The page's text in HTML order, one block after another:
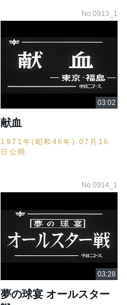
No.0913_1
献血
1971年(昭和46年) 07月16
日公開
No.0914_1
夢の球宴 オールスター